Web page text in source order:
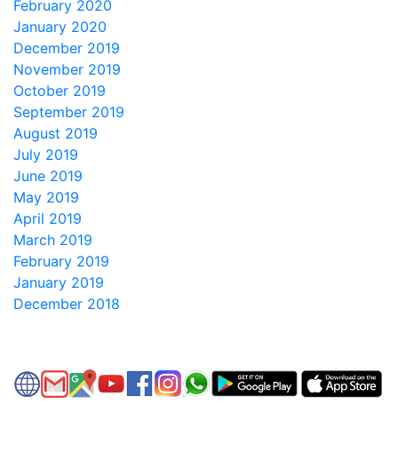
February 2020
January 2020
December 2019
November 2019
October 2019
September 2019
August 2019
July 2019
June 2019
May 2019
April 2019
March 2019
February 2019
January 2019
December 2018